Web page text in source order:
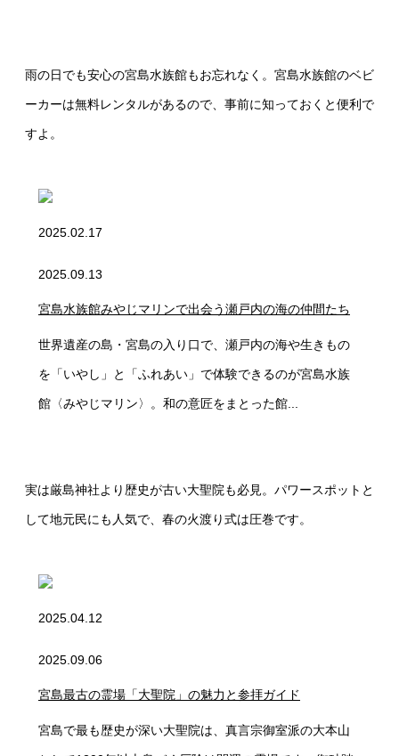
雨の日でも安心の宮島水族館もお忘れなく。宮島水族館のベビ
ーカーは無料レンタルがあるので、事前に知っておくと便利で
すよ。
2025.02.17
2025.09.13
宮島水族館みやじマリンで出会う瀬戸内の海の仲間たち
世界遺産の島・宮島の入り口で、瀬戸内の海や生きもの
を「いやし」と「ふれあい」で体験できるのが宮島水族
館〈みやじマリン〉。和の意匠をまとった館...
実は厳島神社より歴史が古い大聖院も必見。パワースポットと
して地元民にも人気で、春の火渡り式は圧巻です。
2025.04.12
2025.09.06
宮島最古の霊場「大聖院」の魅力と参拝ガイド
宮島で最も歴史が深い大聖院は、真言宗御室派の大本山